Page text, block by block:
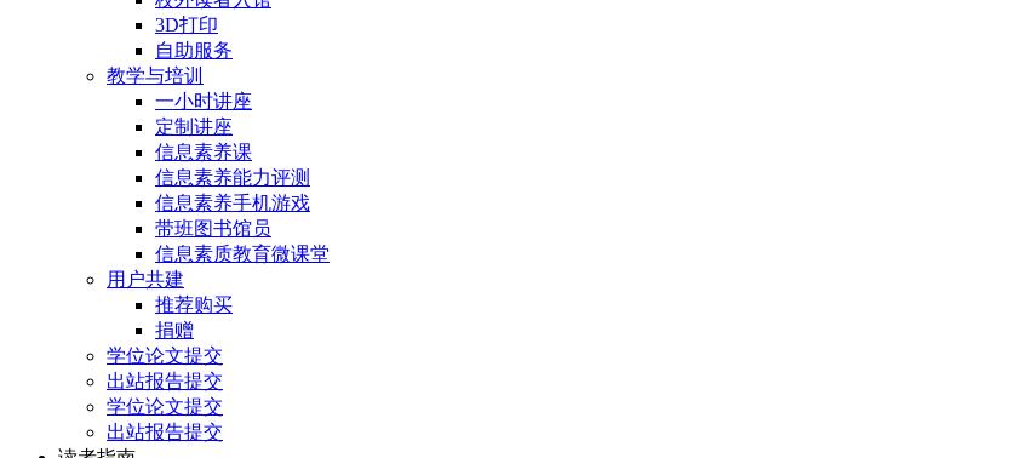
3D打印
自助服务
教学与培训
一小时讲座
定制讲座
信息素养课
信息素养能力评测
信息素养手机游戏
带班图书馆员
信息素质教育微课堂
用户共建
推荐购买
捐赠
学位论文提交
出站报告提交
学位论文提交
出站报告提交